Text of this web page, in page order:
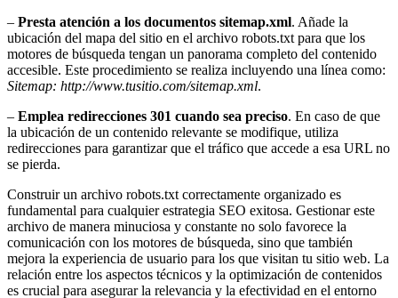
– Presta atención a los documentos sitemap.xml. Añade la
ubicación del mapa del sitio en el archivo robots.txt para que los
motores de búsqueda tengan un panorama completo del contenido
accesible. Este procedimiento se realiza incluyendo una línea como:
Sitemap: http://www.tusitio.com/sitemap.xml.
– Emplea redirecciones 301 cuando sea preciso. En caso de que
la ubicación de un contenido relevante se modifique, utiliza
redirecciones para garantizar que el tráfico que accede a esa URL no
se pierda.
Construir un archivo robots.txt correctamente organizado es
fundamental para cualquier estrategia SEO exitosa. Gestionar este
archivo de manera minuciosa y constante no solo favorece la
comunicación con los motores de búsqueda, sino que también
mejora la experiencia de usuario para los que visitan tu sitio web. La
relación entre los aspectos técnicos y la optimización de contenidos
es crucial para asegurar la relevancia y la efectividad en el entorno